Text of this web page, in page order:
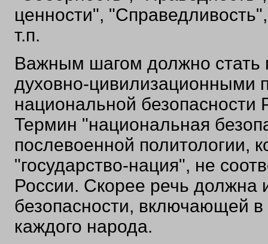
ценности",
т.п.
Важным шагом должно стать
духовно-цивилизационными
национальной
Термин "национальная
послевоенной политологии,
"государство-нация", не
России. Скорее речь
безопасности, включающей
каждого народа.